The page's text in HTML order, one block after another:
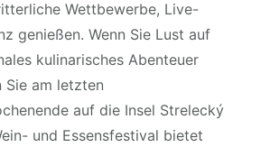
Wettbewerbe, Live-
genießen. Wenn Sie Lust auf
kulinarisches Abenteuer
Sie am letzten
auf die Insel Strelecký
und Essensfestival bietet